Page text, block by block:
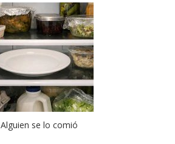
Alguien se lo comió